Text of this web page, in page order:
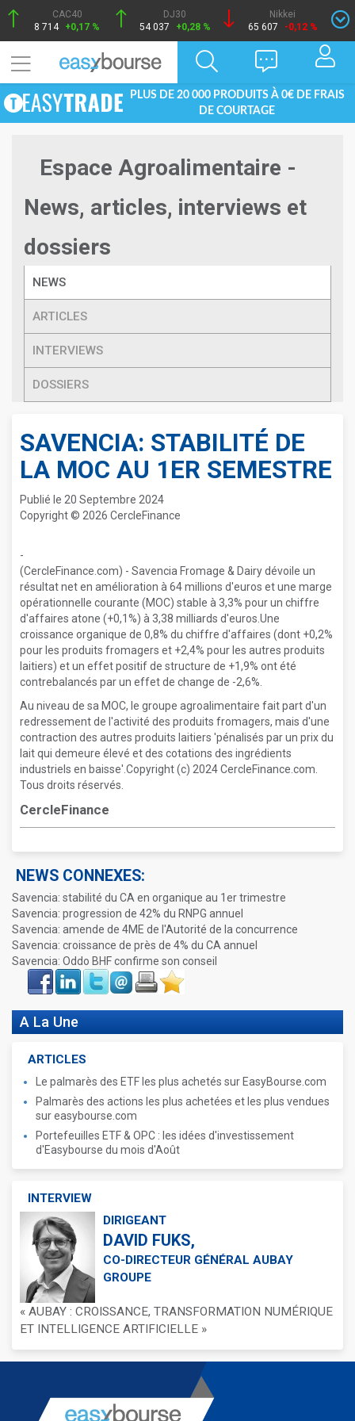
CAC40
8 714 +0,17 %
DJ30
54 037
+0,28 %
Nikkei
65 607
-0,12 %
PLUS DE 20 000 PRODUITS À 0€ DE FRAIS
DE COURTAGE
Espace Agroalimentaire -
News, articles, interviews et
dossiers
NEWS
ARTICLES
INTERVIEWS
DOSSIERS
SAVENCIA: STABILITÉ DE
LA MOC AU 1ER SEMESTRE
Publié le 20 Septembre 2024
Copyright © 2026 CercleFinance
-
(CercleFinance.com) - Savencia Fromage & Dairy dévoile un
résultat net en amélioration à 64 millions d'euros et une marge
opérationnelle courante (MOC) stable à 3,3% pour un chiffre
d'affaires atone (+0,1%) à 3,38 milliards d'euros.Une
croissance organique de 0,8% du chiffre d'affaires (dont +0,2%
pour les produits fromagers et +2,4% pour les autres produits
laitiers) et un effet positif de structure de +1,9% ont été
contrebalancés par un effet de change de -2,6%.
Au niveau de sa MOC, le groupe agroalimentaire fait part d'un
redressement de l'activité des produits fromagers, mais d'une
contraction des autres produits laitiers 'pénalisés par un prix du
lait qui demeure élevé et des cotations des ingrédients
industriels en baisse'.Copyright (c) 2024 CercleFinance.com.
Tous droits réservés.
CercleFinance
NEWS CONNEXES:
Savencia: stabilité du CA en organique au 1er trimestre
Savencia: progression de 42% du RNPG annuel
Savencia: amende de 4ME de l'Autorité de la concurrence
Savencia: croissance de près de 4% du CA annuel
Savencia: Oddo BHF confirme son conseil
Face
book
LinkIn Twitter Envoyer ImprimerFavoris
A La Une
ARTICLES
Le palmarès des ETF les plus achetés sur EasyBourse.com
Palmarès des actions les plus achetées et les plus vendues
sur easybourse.com
Portefeuilles ETF & OPC : les idées d'investissement
d'Easybourse du mois d'Août
INTERVIEW
DIRIGEANT
DAVID FUKS,
CO-DIRECTEUR GÉNÉRAL AUBAY
GROUPE
« AUBAY : CROISSANCE, TRANSFORMATION NUMÉRIQUE
ET INTELLIGENCE ARTIFICIELLE »